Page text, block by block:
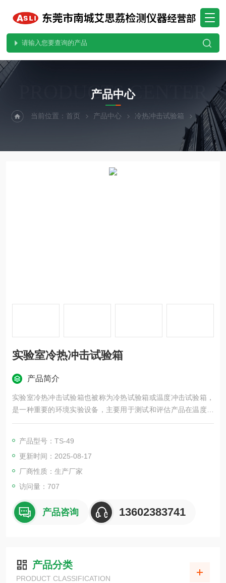
PRODUCTS CENTER
产品中心
当前位置：首页 产品中心 冷热冲击试验箱 分体式
实验室冷热冲击试验箱
产品简介
实验室冷热冲击试验箱也被称为冷热试验箱或温度冲击试验箱，
是一种重要的环境实验设备，主要用于测试和评估产品在温度变
化环境下的性能和可靠性。
产品型号：TS-49
更新时间：2025-08-17
厂商性质：生产厂家
访问量：707
产品咨询 13602383741
产品分类
PRODUCT CLASSIFICATION